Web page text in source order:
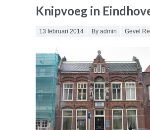
Knipvoeg in
Posted on
13 februari 2014 By admin Gevel